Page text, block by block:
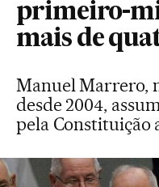
primeiro-
mais de
Manuel Marrero,
desde 2004,
pela Constituição